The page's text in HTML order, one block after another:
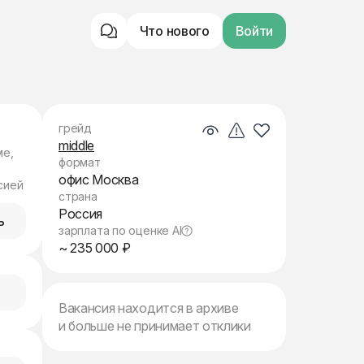
Что нового Войти
грейд
middle
формат
офис Москва
страна
Россия
зарплата по оценке AI
~ 235 000 ₽
Вакансия находится в архиве
и больше не принимает отклики